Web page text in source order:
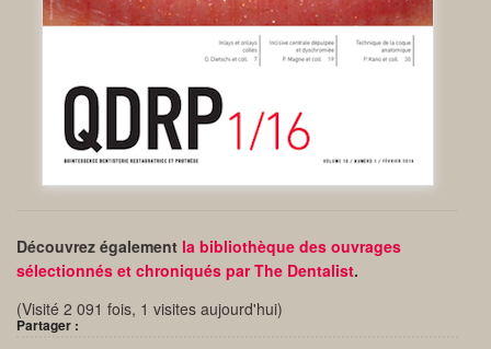
Découvrez également la bibliothèque des ouvrages
sélectionnés et chroniqués par The Dentalist.
(Visité 2 091 fois, 1 visites aujourd'hui)
Partager :